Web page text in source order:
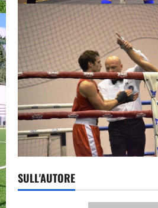
SULL'AUTORE